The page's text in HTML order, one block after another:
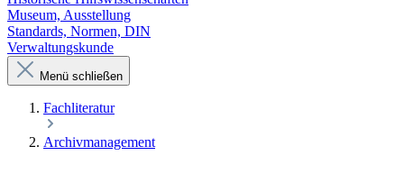
Museum, Ausstellung
Standards, Normen, DIN
Verwaltungskunde
Menü schließen
Fachliteratur
Archivmanagement